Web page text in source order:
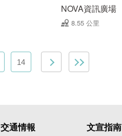
NOVA資訊廣場
8.55 公里
14
交通情報 文宣指南